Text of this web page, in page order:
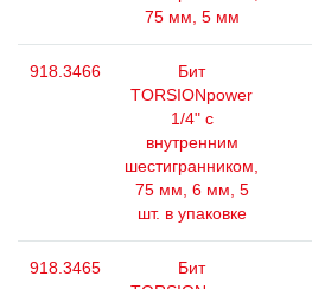
75 мм, 5 мм
918.3466
Бит
TORSIONpower
1/4" с
внутренним
шестигранником,
75 мм, 6 мм, 5
шт. в упаковке
918.3465
Бит